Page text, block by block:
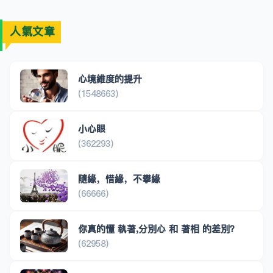
人氣文章
心境維度的提升
(1548663)
小心眼
(362293)
隨緣，惜緣，不攀緣
(66666)
你真的懂 執著,分別心 和 著相 的差別？
(62958)